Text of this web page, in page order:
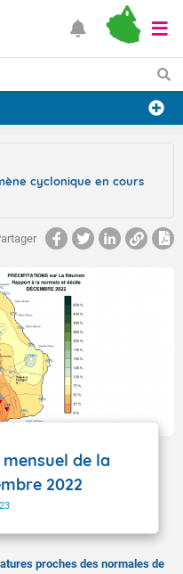
cyclonique en cours
de la
2022
proches des normales de